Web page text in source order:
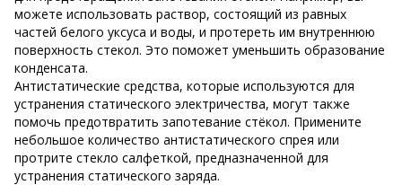
можете использовать раствор, состоящий из равных
частей белого уксуса и воды, и протереть им внутреннюю
поверхность стекол. Это поможет уменьшить образование
конденсата.
Антистатические средства, которые используются для
устранения статического электричества, могут также
помочь предотвратить запотевание стёкол. Примените
небольшое количество антистатического спрея или
протрите стекло салфеткой, предназначенной для
устранения статического заряда.